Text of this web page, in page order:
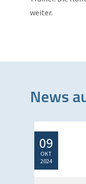
weiter.
News
09
OKT
2024